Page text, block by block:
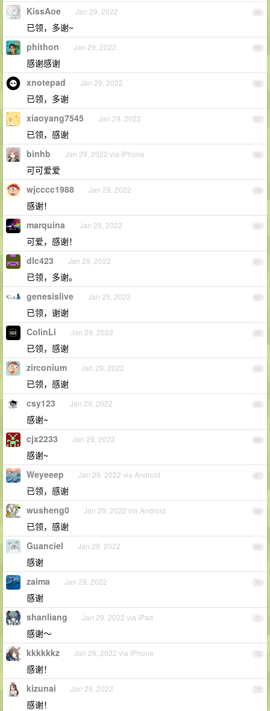
54
KissAoe Jan 29, 2022
已领，多谢~
55
phithon Jan 29, 2022
感谢感谢
56
xnotepad Jan 29, 2022
已领，多谢
57
xiaoyang7545 Jan 29, 2022
已领，感谢
58
binhb Jan 29, 2022 via iPhone
可可爱爱
59
wjcccc1988 Jan 29, 2022
感谢！
60
marquina Jan 29, 2022
可爱，感谢！
61
dlc423 Jan 29, 2022
已领，多谢。
62
genesislive Jan 29, 2022
已领，谢谢
63
ColinLi Jan 29, 2022
已领，感谢
64
zirconium Jan 29, 2022
已领，感谢
65
csy123 Jan 29, 2022
感谢~
66
cjx2233 Jan 29, 2022
感谢~
67
Weyeeep Jan 29, 2022 via Android
已领，感谢
68
wusheng0 Jan 29, 2022 via Android
已领，感谢
69
Guanciel Jan 29, 2022
感谢
70
zaima Jan 29, 2022
感谢
71
shanliang Jan 29, 2022 via iPad
感谢～
72
kkkkkkz Jan 29, 2022 via iPhone
感谢！
73
kizunai Jan 29, 2022
感谢！